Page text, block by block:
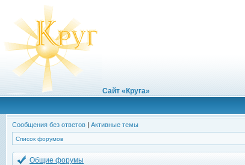
Сайт «Круга»
Сообщения без ответов | Активные темы
Список форумов
Общие форумы